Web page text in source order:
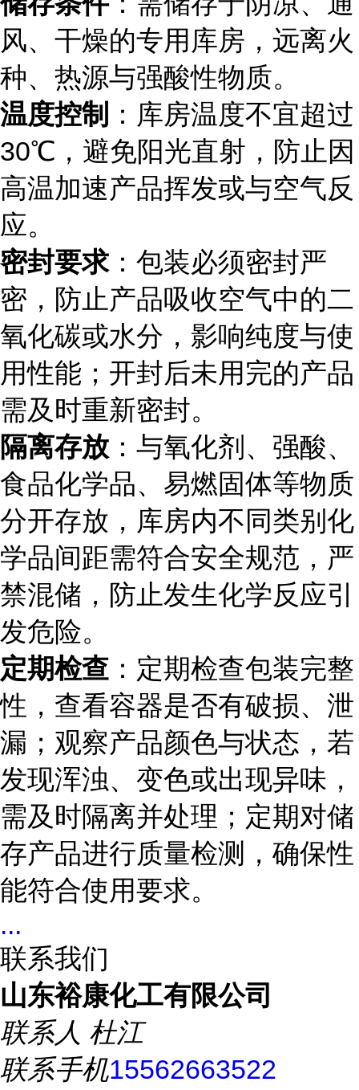
风、干燥的专用库房，远离火
种、热源与强酸性物质。
温度控制 ：库房温度不宜超过
30℃，避免阳光直射，防止因
高温加速产品挥发或与空气反
应。
密封要求：包装必须密封严
密，防止产品吸收空气中的二
氧化碳或水分，影响纯度与使
用性能；开封后未用完的产品
需及时重新密封。
隔离存放 ：与氧化剂、强酸、
食品化学品、易燃固体等物质
分开存放，库房内不同类别化
学品间距需符合安全规范，严
禁混储，防止发生化学反应引
发危险。
定期检查 ：定期检查包装完整
性，查看容器是否有破损、泄
漏；观察产品颜色与状态，若
发现浑浊、变色或出现异味，
需及时隔离并处理；定期对储
存产品进行质量检测，确保性
能符合使用要求。
...
联系我们
山东裕康化工有限公司
联系人 杜江
联系手机15562663522